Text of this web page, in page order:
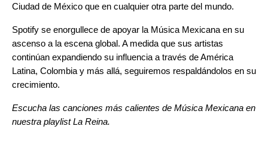
Ciudad de México que en cualquier otra parte del mundo.
Spotify se enorgullece de apoyar la Música Mexicana en su
ascenso a la escena global. A medida que sus artistas
continúan expandiendo su influencia a través de América
Latina, Colombia y más allá, seguiremos respaldándolos en su
crecimiento.
Escucha las canciones más calientes de Música Mexicana en
nuestra playlist La Reina.